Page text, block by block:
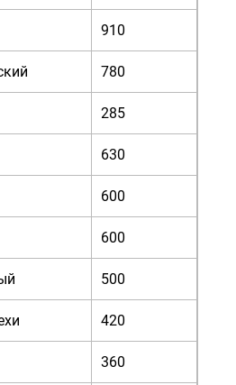
910
780
285
630
600
600
500
420
360